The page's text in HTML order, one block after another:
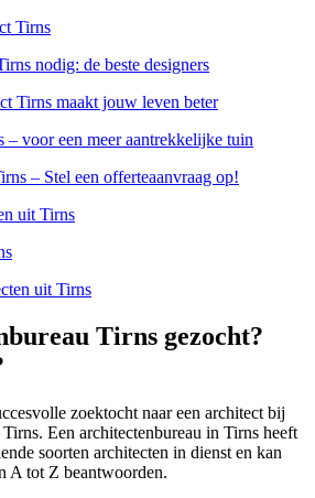
Tirns
nodig: de beste designers
Tirns maakt jouw leven beter
– voor een meer aantrekkelijke tuin
– Stel een offerteaanvraag op!
uit Tirns
uit Tirns
Tirns gezocht?
zoektocht naar een architect bij
Een architectenbureau in Tirns heeft
soorten architecten in dienst en kan
A tot Z beantwoorden.